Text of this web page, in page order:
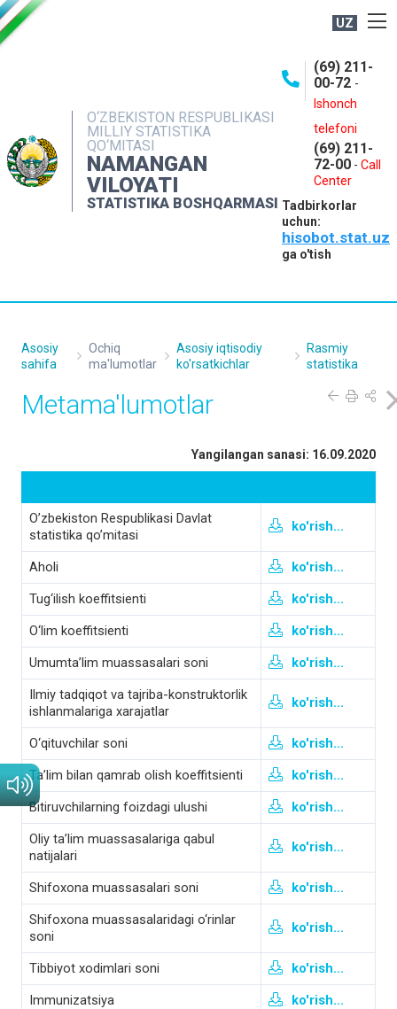
UZ
O‘ZBEKISTON RESPUBLIKASI
MILLIY STATISTIKA
QO‘MITASI
NAMANGAN
VILOYATI
STATISTIKA BOSHQARMASI
(69) 211-
00-72 -
Ishonch
telefoni
(69) 211-
72-00 - Call
Center
Tadbirkorlar
uchun:
hisobot.stat.uz
ga o'tish
NASHRLAR
INTERAKTIV XIZMATLAR
MATBUOT XIZMATI
MUROJAATLAR
Asosiy
sahifa
Ochiq
ma'lumotlar
Asosiy iqtisodiy
ko'rsatkichlar
Rasmiy
statistika
Metama'lumotlar
Yangilangan sanasi: 16.09.2020
O’zbekiston Respublikasi Davlat
statistika qo’mitasi
ko'rish...
Aholi
ko'rish...
Tug‘ilish koeffitsienti
ko'rish...
O‘lim koeffitsienti
ko'rish...
Umumta’lim muassasalari soni
ko'rish...
Ilmiy tadqiqot va tajriba-konstruktorlik
ishlanmalariga xarajatlar
ko'rish...
O‘qituvchilar soni
ko'rish...
Ta’lim bilan qamrab olish koeffitsienti
ko'rish...
Bitiruvchilarning foizdagi ulushi
ko'rish...
Oliy ta’lim muassasalariga qabul
natijalari
ko'rish...
Shifoxona muassasalari soni
ko'rish...
Shifoxona muassasalaridagi o‘rinlar
soni
ko'rish...
Tibbiyot xodimlari soni
ko'rish...
Immunizatsiya
ko'rish...